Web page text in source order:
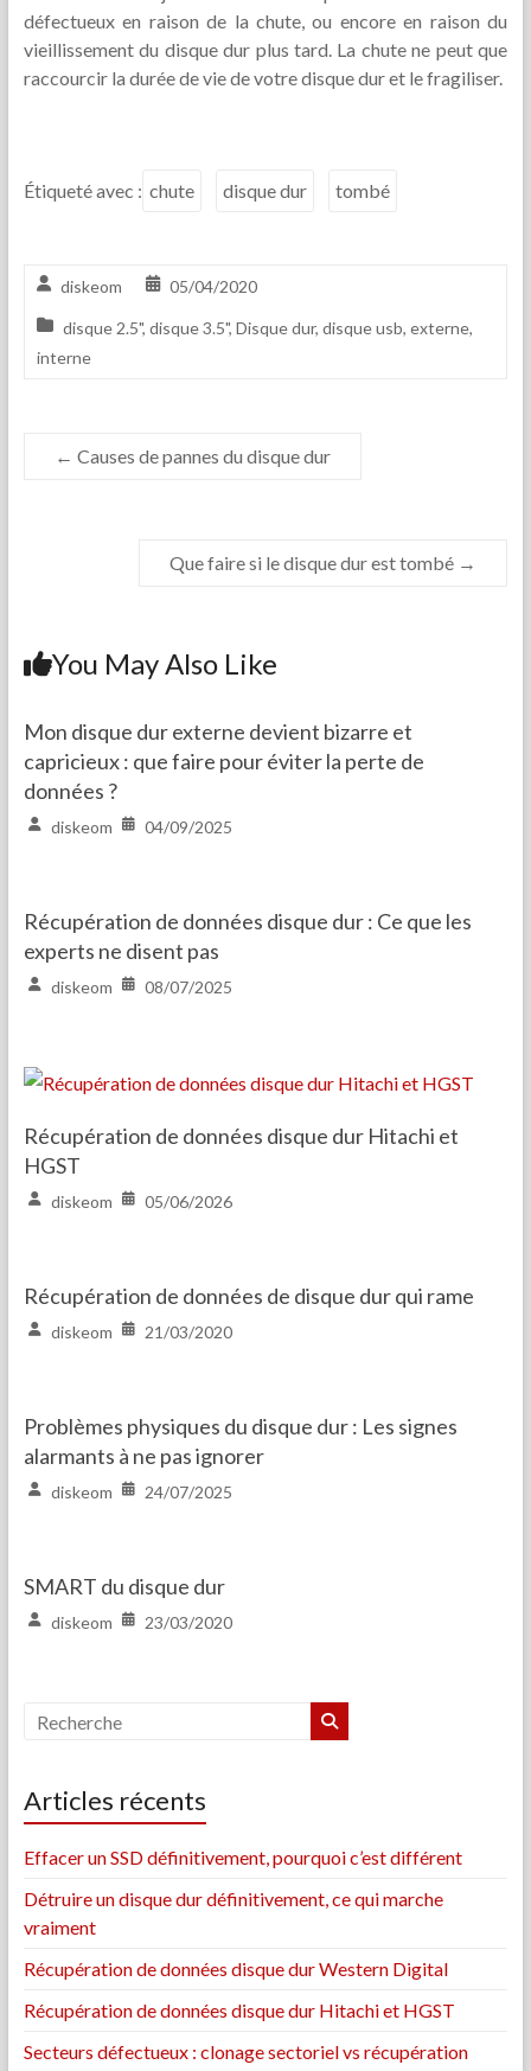
défectueux en raison de la chute, ou encore en raison du
vieillissement du disque dur plus tard. La chute ne peut que
raccourcir la durée de vie de votre disque dur et le fragiliser.
Étiqueté avec : chute disque dur tombé
diskeom 05/04/2020
disque 2.5", disque 3.5", Disque dur, disque usb, externe,
interne
← Causes de pannes du disque dur
Que faire si le disque dur est tombé →
You May Also Like
Mon disque dur externe devient bizarre et
capricieux : que faire pour éviter la perte de
données ?
diskeom 04/09/2025
Récupération de données disque dur : Ce que les
experts ne disent pas
diskeom 08/07/2025
Récupération de données disque dur Hitachi et
HGST
diskeom 05/06/2026
Récupération de données de disque dur qui rame
diskeom 21/03/2020
Problèmes physiques du disque dur : Les signes
alarmants à ne pas ignorer
diskeom 24/07/2025
SMART du disque dur
diskeom 23/03/2020
Articles récents
Effacer un SSD définitivement, pourquoi c’est différent
Détruire un disque dur définitivement, ce qui marche
vraiment
Récupération de données disque dur Western Digital
Récupération de données disque dur Hitachi et HGST
Secteurs défectueux : clonage sectoriel vs récupération